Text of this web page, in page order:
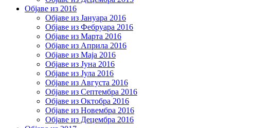
Објаве из 2016
Објаве из Јануара 2016
Објаве из Фебруара 2016
Објаве из Марта 2016
Објаве из Априла 2016
Објаве из Маја 2016
Објаве из Јуна 2016
Објаве из Јула 2016
Објаве из Августа 2016
Објаве из Септембра 2016
Објаве из Октобра 2016
Објаве из Новембра 2016
Објаве из Децембра 2016